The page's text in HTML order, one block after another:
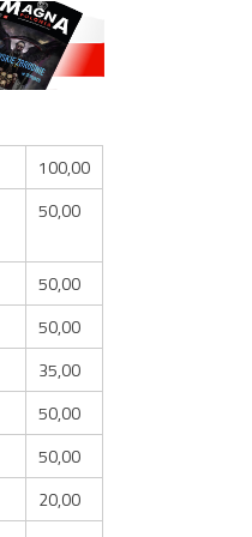
100,00
50,00
50,00
50,00
35,00
50,00
50,00
20,00